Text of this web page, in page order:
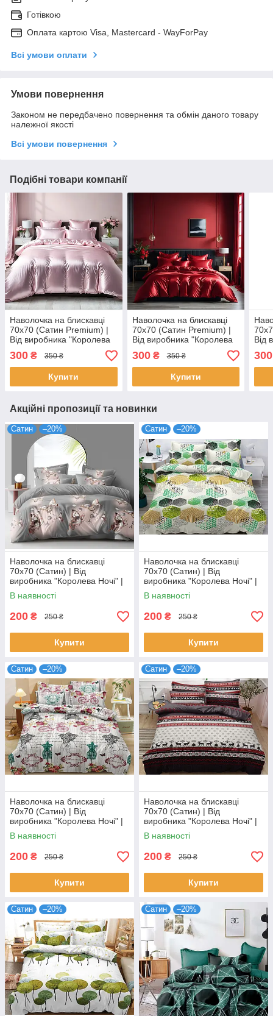
Готівкою
Оплата картою Visa, Mastercard - WayForPay
Всі умови оплати
Умови повернення
Законом не передбачено повернення та обмін даного товару
належної якості
Всі умови повернення
Подібні товари компанії
Наволочка на блискавці
70х70 (Сатин Premium) |
Від виробника "Королева
Ночі" | Однотонний світло-
рожевий
300 ₴ 350 ₴
Купити
Наволочка на блискавці
70х70 (Сатин Premium) |
Від виробника "Королева
Ночі" | Однотонний
червоний
300₴ 350 ₴
Купити
Від
300
Акційні пропозиції та новинки
Сатин –20%
Наволочка на блискавці
70х70 (Сатин) | Від
виробника "Королева Ночі" |
Метелики на сірому
В наявності
200 ₴ 250 ₴
Купити
Сатин –20%
Наволочка на блискавці
70х70 (Сатин) | Від
виробника "Королева Ночі" |
Різнокольорова абстракція на
світлому
В наявності
200 ₴ 250 ₴
Купити
Сатин –20%
Наволочка на блискавці
70х70 (Сатин) | Від
виробника "Королева Ночі" |
Різнокольорова абстракція,
Ейфелева вежа
В наявності
200 ₴ 250 ₴
Купити
Сатин –20%
Наволочка на блискавці
70х70 (Сатин) | Від
виробника "Королева Ночі" |
Новорічний орнамент,
сніжинки, олені
В наявності
200 ₴ 250 ₴
Купити
Сатин –20% Сатин –20%